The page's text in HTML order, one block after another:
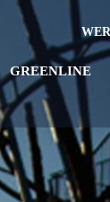
GREENLINE